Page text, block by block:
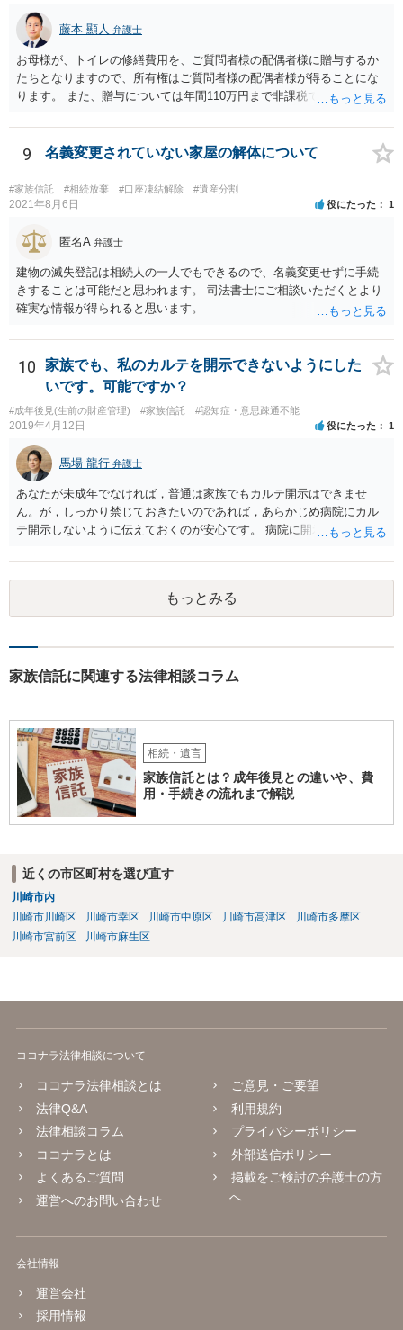
藤本 顯人 弁護士
お母様が、トイレの修繕費用を、ご質問者様の配偶者様に贈与するか
たちとなりますので、所有権はご質問者様の配偶者様が得ることにな
ります。 また、贈与については年間110万円まで非課税であり、トイ
9 名義変更されていない家屋の解体について
#家族信託 #相続放棄 #口座凍結解除 #遺産分割
2021年8月6日 役にたった 1
匿名A 弁護士
建物の滅失登記は相続人の一人でもできるので、名義変更せずに手続
きすることは可能だと思われます。 司法書士にご相談いただくとより
確実な情報が得られると思います。
10
家族でも、私のカルテを開示できないようにした
いです。可能ですか？
#成年後見(生前の財産管理) #家族信託 #認知症・意思疎通不能
2019年4月12日 役にたった 1
馬場 龍行 弁護士
あなたが未成年でなければ，普通は家族でもカルテ開示はできませ
ん。が，しっかり禁じておきたいのであれば，あらかじめ病院にカル
テ開示しないように伝えておくのが安心です。 病院に開示しないよう
可能性は低いのでコストパフォーマンスとしてはどうかなという感じ
がします。
もっとみる
家族信託に関連する法律相談コラム
相続・遺言
家族信託とは？成年後見との違いや、費
用・手続きの流れまで解説
近くの市区町村を選び直す
川崎市内
川崎市川崎区
川崎市幸区 川崎市中原区 川崎市高津区
川崎市多摩区
川崎市宮前区
川崎市麻生区
ココナラ法律相談について
ココナラ法律相談とは
法律Q&A
法律相談コラム
ココナラとは
よくあるご質問
運営へのお問い合わせ
ご意見・ご要望
利用規約
プライバシーポリシー
外部送信ポリシー
掲載をご検討の弁護士の方
へ
会社情報
運営会社
採用情報